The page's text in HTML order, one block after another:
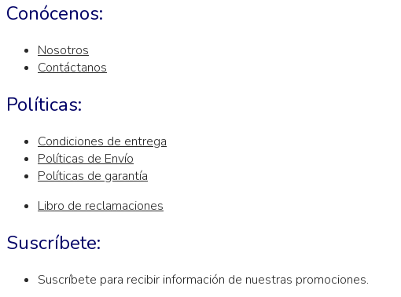
Conócenos:
Nosotros
Contáctanos
Políticas:
Condiciones de entrega
Políticas de Envío
Políticas de garantía
Libro de reclamaciones
Suscríbete:
Suscríbete para recibir información de nuestras promociones.